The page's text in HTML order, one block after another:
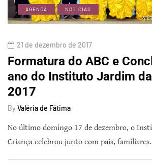
AGENDA NOTÍCIAS
21 de dezembro de 2017
Formatura do ABC e
ano do Instituto Jardim
2017
By Valéria de Fátima
No último domingo 17 de dezembro, o
Criança celebrou junto com pais,